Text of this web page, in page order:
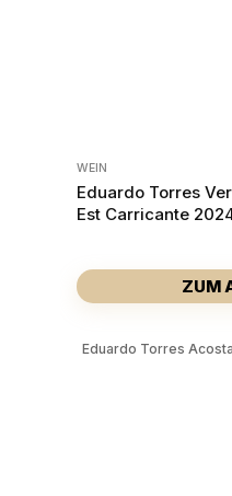
WEIN
Eduardo Torres
Est Carricante
ZUM
Eduardo Torres Acosta